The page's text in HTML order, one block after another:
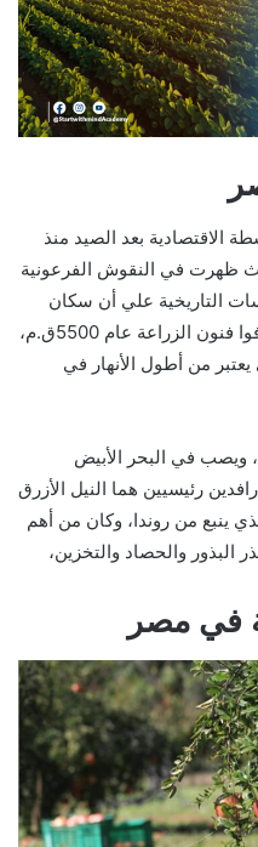
الاقتصادية بعد الصيد منذ
ظهرت في النقوش الفرعونية
الدراسات التاريخية علي أن سكان
مدينة مربدة ببنى سلامة والفيوم عرفوا فنون الزراعة عام 5500ق.م،
يعتبر من أطول الأنهار في
ويصب في البحر الأبيض
رئيسيين هما النيل الأزرق
ينبع من روندا، وكان من أهم
البذور والحصاد والتخزين،
في مصر